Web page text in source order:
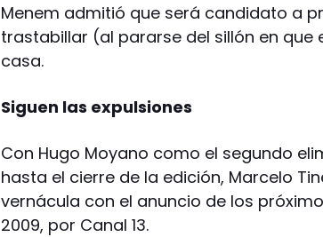
Menem admitió que será candidato a
trastabillar (al pararse del sillón en
casa.
Siguen las expulsiones
Con Hugo Moyano como el segundo
hasta el cierre de la edición, Marcelo
vernácula con el anuncio de los
2009, por Canal 13.